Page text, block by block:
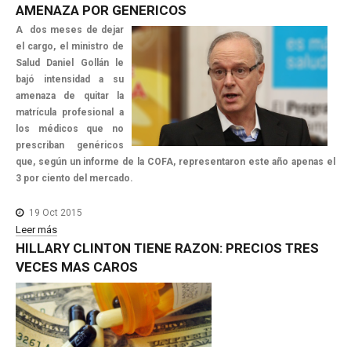
AMENAZA POR GENERICOS
A dos meses de dejar
el cargo, el ministro de
Salud Daniel Gollán le
bajó intensidad a su
amenaza de quitar la
matrícula profesional a
los médicos que no
prescriban genéricos
que, según un informe de la COFA, representaron este año apenas el
3 por ciento del mercado.
19 Oct 2015
Leer más
HILLARY CLINTON TIENE RAZON: PRECIOS TRES
VECES MAS CAROS